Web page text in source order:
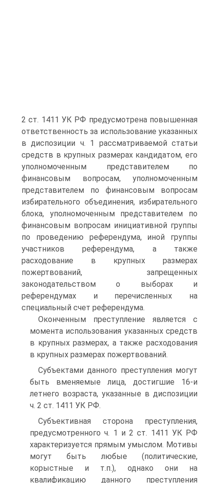
2 ст. 1411 УК РФ предусмотрена повышенная
ответственность за использование указанных
в диспозиции ч. 1 рассматриваемой статьи
средств в крупных размерах кандидатом, его
уполномоченным представителем по
финансовым вопросам, уполномоченным
представителем по финансовым вопросам
избирательного объединения, избирательного
блока, уполномоченным представителем по
финансовым вопросам инициативной группы
по проведению референдума, иной группы
участников референдума, а также
расходование в крупных размерах
пожертвований, запрещенных
законодательством о выборах и
референдумах и перечисленных на
специальный счет референдума.
Оконченным преступление является с
момента использования указанных средств
в крупных размерах, а также расходования
в крупных размерах пожертвований.
Субъектами данного преступления могут
быть вменяемые лица, достигшие 16-и
летнего возраста, указанные в диспозиции
ч. 2 ст. 1411 УК РФ.
Субъективная сторона преступления,
предусмотренного ч. 1 и 2 ст. 1411 УК РФ
характеризуется прямым умыслом. Мотивы
могут быть любые (политические,
корыстные и т.п.), однако они на
квалификацию данного преступления